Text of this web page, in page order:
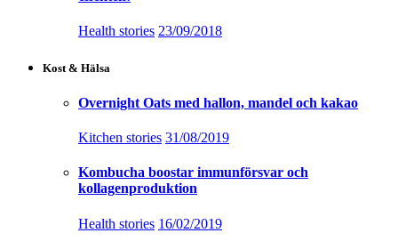
Health stories 23/09/2018
Kost & Hälsa
Overnight Oats med hallon, mandel och kakao
Kitchen stories 31/08/2019
Kombucha boostar immunförsvar och
kollagenproduktion
Health stories 16/02/2019